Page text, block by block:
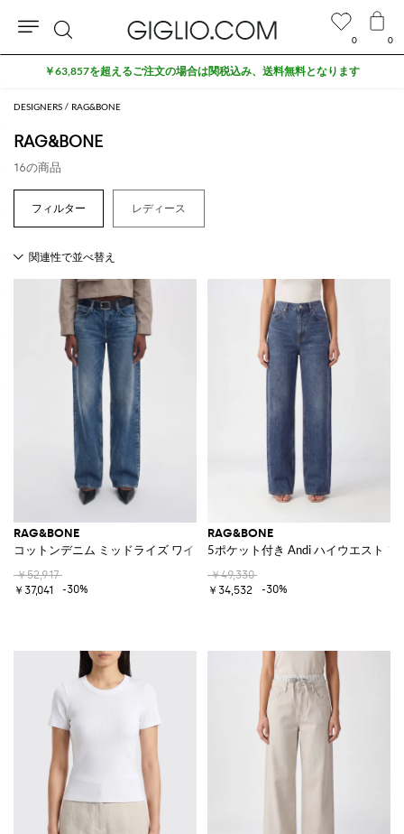
DESIGNERS RAG&BONE
RAG&BONE
16の商品
レディース
RAG&BONE
コットンデニム ミッドライズ ワイドレッグジーンズ
￥52,917
￥37,041
-30%
RAG&BONE
5ポケット付き Andi ハイウエスト
￥49,330
￥34,532
-30%
0 0
検
索
￥63,857を超えるご注文の場合は関税込み、送料無料となります